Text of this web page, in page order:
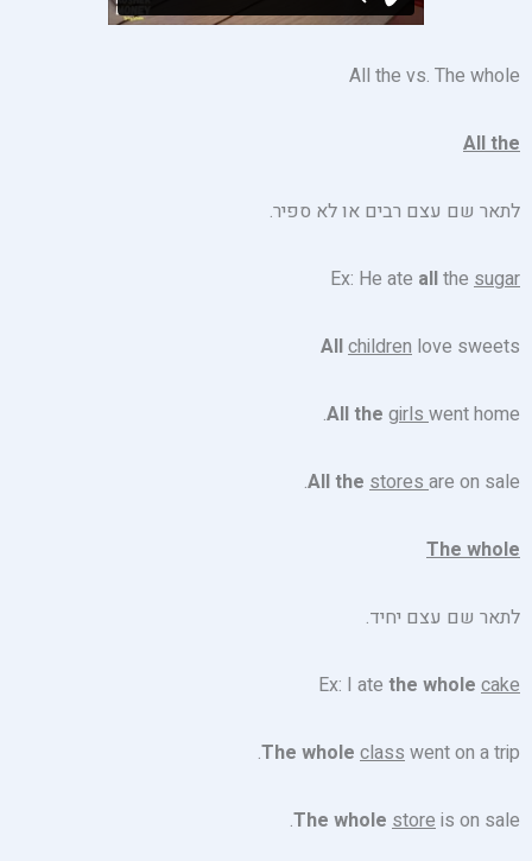
All the vs. The whole
All the
לתאר שם עצם רבים או לא ספיר.
Ex: He ate allthe sugar
Allchildren love sweets
All the girls went home.
All the stores are on sale.
The whole
לתאר שם עצם יחיד.
Ex: I ate the whole cake
The whole class went on a trip.
The whole store is on sale.